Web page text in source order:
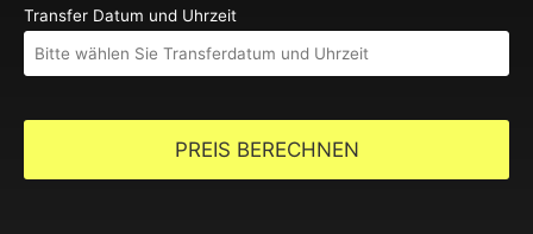
Transfer Datum und Uhrzeit
PREIS BERECHNEN